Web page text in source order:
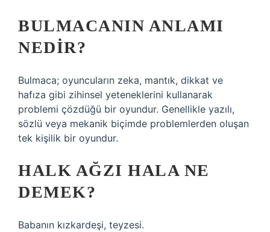
BULMACANIN ANLAMI
NEDIR?
Bulmaca; oyuncuların zeka, mantık, dikkat ve
hafıza gibi zihinsel yeteneklerini kullanarak
problemi çözdüğü bir oyundur. Genellikle yazılı,
sözlü veya mekanik biçimde problemlerden oluşan
tek kişilik bir oyundur.
HALK AĞZI HALA NE
DEMEK?
Babanın kızkardeşi, teyzesi.